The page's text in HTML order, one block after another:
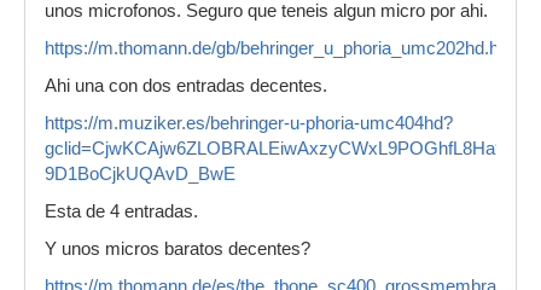
unos microfonos. Seguro que teneis algun micro por ahi.
https://m.thomann.de/gb/behringer_u_phoria_umc202hd.htm
Ahi una con dos entradas decentes.
https://m.muziker.es/behringer-u-phoria-umc404hd?
9D1BoCjkUQAvD_BwE
Esta de 4 entradas.
Y unos micros baratos decentes?